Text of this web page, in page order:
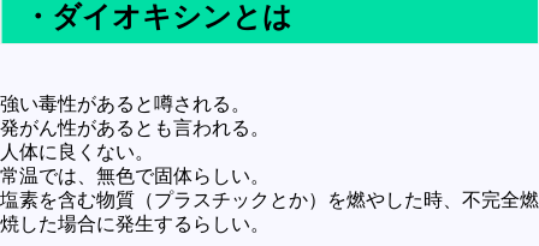
宇宙とか地球
趣味
未確認
テレビドラマとか
・ダイオキシンとは
強い毒性があると噂される。
発がん性があるとも言われる。
人体に良くない。
常温では、無色で固体らしい。
塩素を含む物質（プラスチックとか）を燃やした時、不完全燃
焼した場合に発生するらしい。